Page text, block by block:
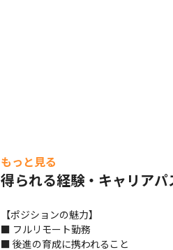
もっと見る
得られる経験・キャリアパ
【ポジションの魅力】
■ フルリモート勤務
■ 後進の育成に携われること